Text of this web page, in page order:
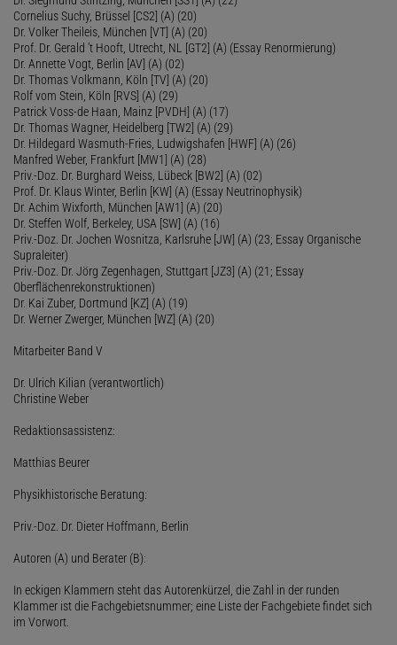
Cornelius Suchy, Brüssel [CS2] (A) (20)
Dr. Volker Theileis, München [VT] (A) (20)
Prof. Dr. Gerald 't Hooft, Utrecht, NL [GT2] (A) (Essay Renormierung)
Dr. Annette Vogt, Berlin [AV] (A) (02)
Dr. Thomas Volkmann, Köln [TV] (A) (20)
Rolf vom Stein, Köln [RVS] (A) (29)
Patrick Voss-de Haan, Mainz [PVDH] (A) (17)
Dr. Thomas Wagner, Heidelberg [TW2] (A) (29)
Dr. Hildegard Wasmuth-Fries, Ludwigshafen [HWF] (A) (26)
Manfred Weber, Frankfurt [MW1] (A) (28)
Priv.-Doz. Dr. Burghard Weiss, Lübeck [BW2] (A) (02)
Prof. Dr. Klaus Winter, Berlin [KW] (A) (Essay Neutrinophysik)
Dr. Achim Wixforth, München [AW1] (A) (20)
Dr. Steffen Wolf, Berkeley, USA [SW] (A) (16)
Priv.-Doz. Dr. Jochen Wosnitza, Karlsruhe [JW] (A) (23; Essay Organische
Supraleiter)
Priv.-Doz. Dr. Jörg Zegenhagen, Stuttgart [JZ3] (A) (21; Essay
Oberflächenrekonstruktionen)
Dr. Kai Zuber, Dortmund [KZ] (A) (19)
Dr. Werner Zwerger, München [WZ] (A) (20)
Mitarbeiter Band V
Dr. Ulrich Kilian (verantwortlich)
Christine Weber
Redaktionsassistenz:
Matthias Beurer
Physikhistorische Beratung:
Priv.-Doz. Dr. Dieter Hoffmann, Berlin
Autoren (A) und Berater (B):
In eckigen Klammern steht das Autorenkürzel, die Zahl in der runden
Klammer ist die Fachgebietsnummer; eine Liste der Fachgebiete findet sich
im Vorwort.